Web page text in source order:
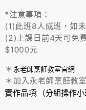
*注意事項：
(1)此班8人成班，如
(2)上課日前4天可免
$1000元
＊永老師烹飪教室官網
＊加入永老師烹飪教
實作品項:（分組操作